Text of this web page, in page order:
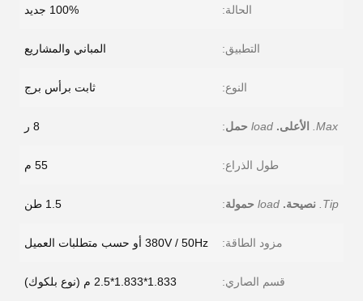
الحالة: 100% جديد
التطبيق: المباني والمشاريع
النوع: ثابت برأس برج
Max. الأعلى. load حمل: 8 ر
طول الذراع: 55 م
Tip. نصيحة. load حمولة: 1.5 طن
مزود الطاقة: 380V / 50Hz أو حسب متطلبات العميل
قسم الصاري: 1.833*1.833*2.5 م (نوع بلكوك)